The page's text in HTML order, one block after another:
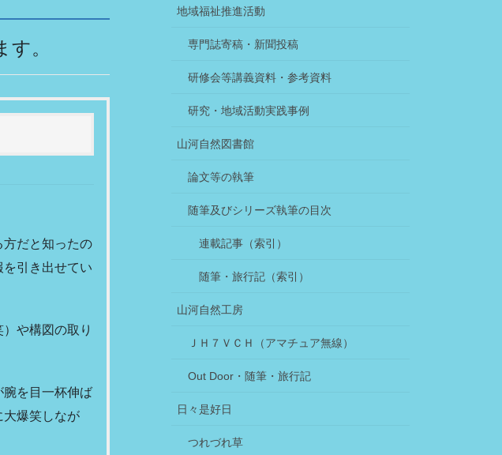
。
だと知ったの
引き出せてい
や構図の取り
を目一杯伸ば
大爆笑しなが
地域福祉推進活動
専門誌寄稿・新聞投稿
研修会等講義資料・参考資料
研究・地域活動実践事例
山河自然図書館
論文等の執筆
随筆及びシリーズ執筆の目次
連載記事（索引）
随筆・旅行記（索引）
山河自然工房
ＪＨ７ＶＣＨ（アマチュア無線）
Out Door・随筆・旅行記
日々是好日
つれづれ草